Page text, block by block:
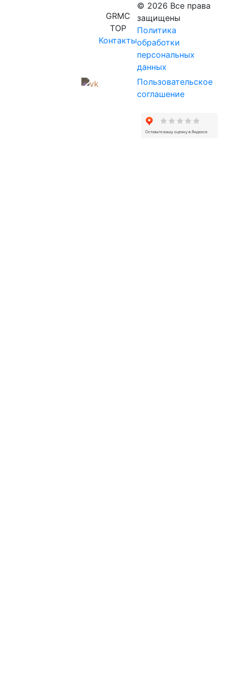
GRMC
TOP
Контакты
© 2026 Все права
защищены
Политика
обработки
персональных
данных
Пользовательское
соглашение